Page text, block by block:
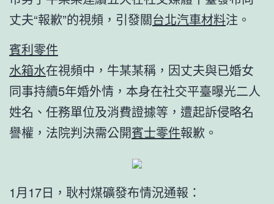
丈夫“報歉”的視頻，引發關台北汽車材料注。
賓利零件
水箱水在視頻中，牛某某稱，因丈夫與已婚女
同事持續5年婚外情，本身在社交平臺曝光二人
姓名、任務單位及消費證據等，遭起訴侵略名
譽權，法院判決需公開賓士零件報歉。
1月17日，耿村煤礦發布情況通報：